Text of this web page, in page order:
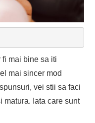
fi mai bine sa iti
mai sincer mod
vei stii sa faci
matura. Iata care sunt